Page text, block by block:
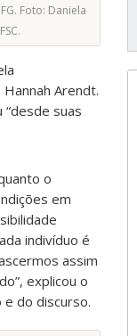
Foto: Daniela
Arendt.
suas
o
em
indivíduo é
assim
explicou o
e do discurso.